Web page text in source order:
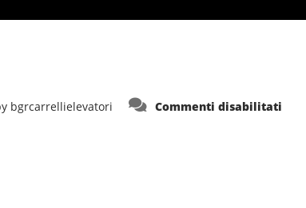
bgrcarrellielevatori Commenti disabilitati